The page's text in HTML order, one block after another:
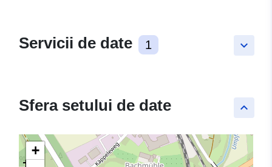
keyboard_arrow_down
Servicii de date 1
keyboard_arrow_up
Sfera setului de date
+